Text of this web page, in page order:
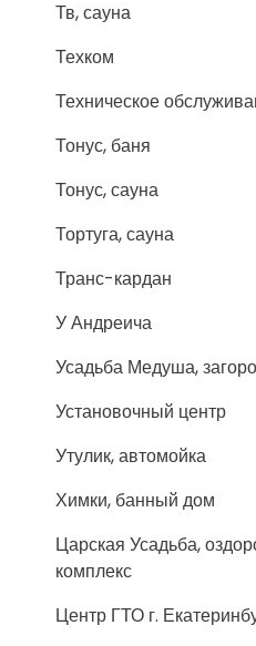
Тв, сауна
Техком
Техническое
Тонус, баня
Тонус, сауна
Тортуга, сауна
Транс-кардан
У Андреича
Усадьба Медуша,
Установочный центр
Утулик, автомойка
Химки, банный дом
Царская Усадьба,
комплекс
Центр ГТО г.